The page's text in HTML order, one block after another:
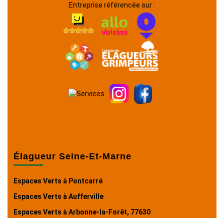
Entreprise référencée sur :
Élagueur Seine-Et-Marne
Espaces Verts à Pontcarré
Espaces Verts à Aufferville
Espaces Verts à Arbonne-la-Forêt, 77630